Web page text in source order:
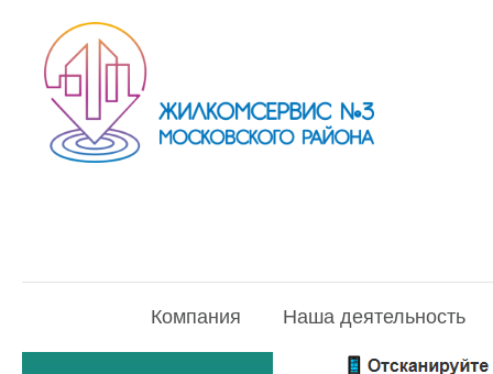
Компания Наша деятельность